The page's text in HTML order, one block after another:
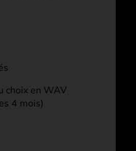
choix en WAV
4 mois)